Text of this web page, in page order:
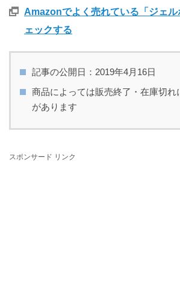
Amazonでよく売れている「ジェ
ェックする
記事の公開日：2019年4月16日
商品によっては販売終了・在庫切れ
があります
スポンサード リンク